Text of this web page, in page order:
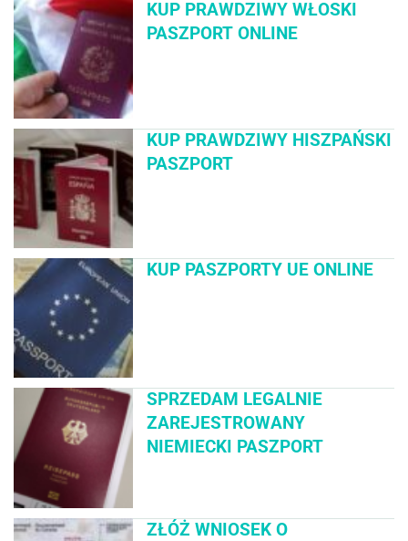
KUP PRAWDZIWY WŁOSKI
PASZPORT ONLINE
KUP PRAWDZIWY HISZPAŃSKI
PASZPORT
KUP PASZPORTY UE ONLINE
SPRZEDAM LEGALNIE
ZAREJESTROWANY
NIEMIECKI PASZPORT
ZŁÓŻ WNIOSEK O